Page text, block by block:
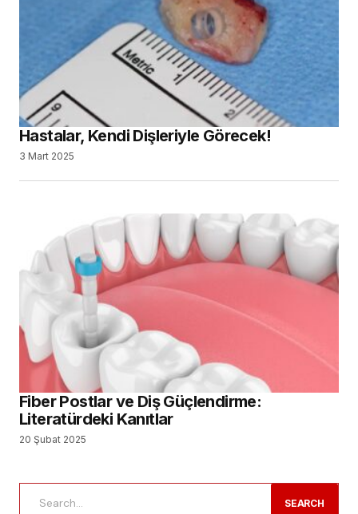
Hastalar, Kendi Dişleriyle Görecek!
3 Mart 2025
Fiber Postlar ve Diş Güçlendirme:
Literatürdeki Kanıtlar
20 Şubat 2025
SEARCH